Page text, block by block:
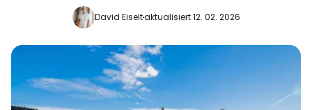
David Eiseltaktualisiert 12. 02. 2026
Weiter mit E-Mail